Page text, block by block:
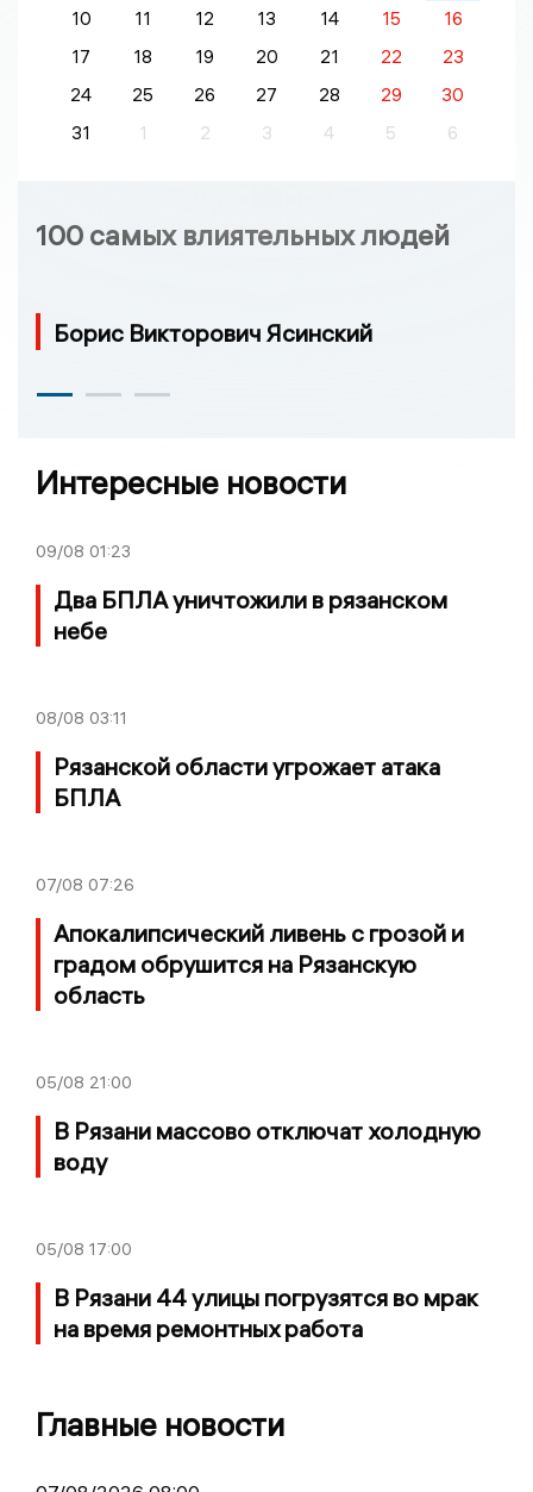
10
11 12 13 14 15
16
17
18 19 20 21 22
23
24
25 26 27 28 29
30
31
1 2 3 4 5 6
100 самых влиятельных людей
Борис Викторович Ясинский
Интересные новости
09/08 01:23
Два БПЛА уничтожили в рязанском
небе
08/08 03:11
Рязанской области угрожает атака
БПЛА
07/08 07:26
Апокалипсический ливень с грозой и
градом обрушится на Рязанскую
область
05/08 21:00
В Рязани массово отключат холодную
воду
05/08 17:00
В Рязани 44 улицы погрузятся во мрак
на время ремонтных работа
Главные новости